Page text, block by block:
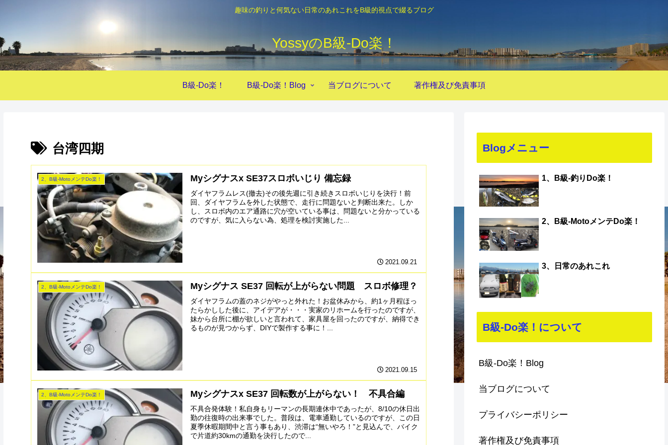
趣味の釣りと何気ない日常のあれこれをB級的視点で綴るブログ
YossyのB級‐Do楽！
B級-Do楽！ B級-Do楽！Blog 当ブログについて 著作権及び免責事項
台湾四期
2、B級-MotoメンテDo楽！ Myシグナスx SE37スロボいじり 備忘録
ダイヤフラムレス(撤去)その後先週に引き続きスロボいじりを決行！前
回、ダイヤフラムを外した状態で、走行に問題ないと判断出来た。しか
し、スロボ内のエア通路に穴が空いている事は、問題ないと分かっている
のですが、気に入らない為、処理を検討実施した...
2021.09.21
2、B級-MotoメンテDo楽！ Myシグナス SE37 回転が上がらない問題 スロボ修理？
ダイヤフラムの蓋のネジがやっと外れた！お盆休みから、約1ヶ月程ほっ
たらかしした後に、アイデアが・・・実家のリホームを行ったのですが、
妹から台所に棚が欲しいと言われて、家具屋を回ったのですが、納得でき
るものが見つからず、DIYで製作する事に！...
2021.09.15
2、B級-MotoメンテDo楽！ Myシグナスx SE37 回転数が上がらない！ 不具合編
不具合発体験！私自身もリーマンの長期連休中であったが、8/10の休日出
勤の往復時の出来事でした。普段は、電車通勤しているのですが、この日
夏季休暇期間中と言う事もあり、渋滞は“無いやろ！”と見込んで、バイク
で片道約30kmの通勤を決行したので...
Blogメニュー
1、B級-釣りDo楽！
2、B級-MotoメンテDo楽！
3、日常のあれこれ
B級-Do楽！について
B級-Do楽！Blog
当ブログについて
プライバシーポリシー
著作権及び免責事項